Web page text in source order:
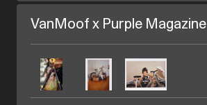
VanMoof x Purple Magazine